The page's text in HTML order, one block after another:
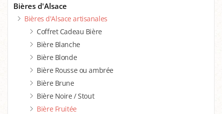
Bières d'Alsace
Bières d'Alsace artisanales
Coffret Cadeau Bière
Bière Blanche
Bière Blonde
Bière Rousse ou ambrée
Bière Brune
Bière Noire / Stout
Bière Fruitée